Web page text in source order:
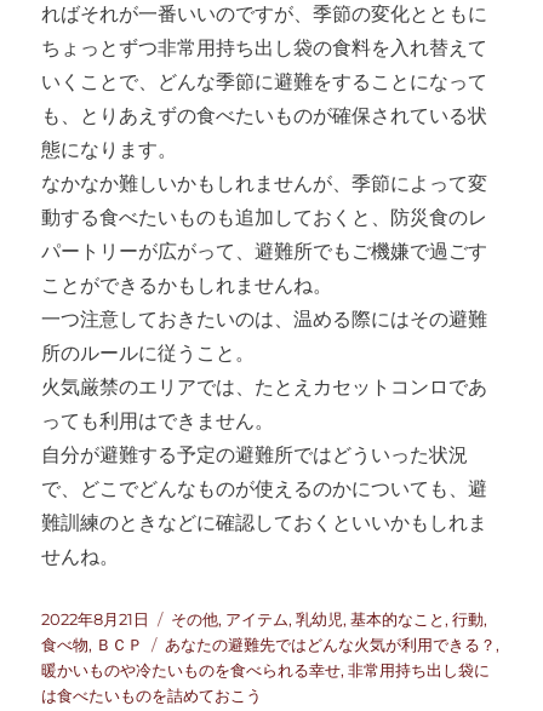
ればそれが一番いいのですが、季節の変化とともに
ちょっとずつ非常用持ち出し袋の食料を入れ替えて
いくことで、どんな季節に避難をすることになって
も、とりあえずの食べたいものが確保されている状
態になります。
なかなか難しいかもしれませんが、季節によって変
動する食べたいものも追加しておくと、防災食のレ
パートリーが広がって、避難所でもご機嫌で過ごす
ことができるかもしれませんね。
一つ注意しておきたいのは、温める際にはその避難
所のルールに従うこと。
火気厳禁のエリアでは、たとえカセットコンロであ
っても利用はできません。
自分が避難する予定の避難所ではどういった状況
で、どこでどんなものが使えるのかについても、避
難訓練のときなどに確認しておくといいかもしれま
せんね。
投
稿
日:
2022年8月21日
カ
テ
ゴ
リ
その他, アイテム,乳幼児,基本的なこと,行動,
食べ物, ＢＣＰ
タ
グ
あなたの避難先ではどんな火気が利用できる？,
暖かいものや冷たいものを食べられる幸せ,非常用持ち出し袋に
は食べたいものを詰めておこう